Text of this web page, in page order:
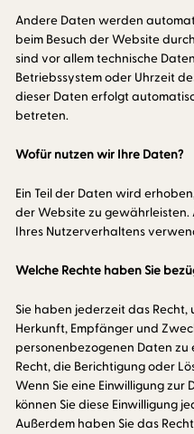
Andere Daten werden
beim Besuch der Website
sind vor allem technische
Betriebssystem oder Uhrzeit
dieser Daten erfolgt
betreten.
Wofür nutzen wir Ihre Daten?
Ein Teil der Daten wird
der Website zu gewährleisten.
Ihres Nutzerverhaltens
Welche Rechte haben Sie
Sie haben jederzeit das
Herkunft, Empfänger und
personenbezogenen Daten
Recht, die Berichtigung oder
Wenn Sie eine Einwilligung
können Sie diese Einwilligung
Außerdem haben Sie das